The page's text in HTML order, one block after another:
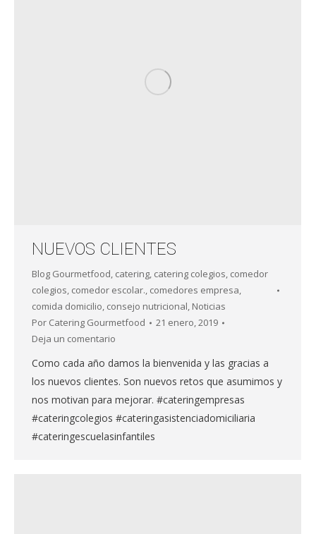
NUEVOS CLIENTES
Blog Gourmetfood, catering, catering colegios, comedor
colegios, comedor escolar., comedores empresa,
comida domicilio, consejo nutricional, Noticias
Por Catering Gourmetfood
21 enero, 2019
Deja un comentario
Como cada año damos la bienvenida y las gracias a
los nuevos clientes. Son nuevos retos que asumimos y
nos motivan para mejorar. #cateringempresas
#cateringcolegios #cateringasistenciadomiciliaria
#cateringescuelasinfantiles